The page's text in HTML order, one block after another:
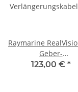
Raymarine
Geber-
Verlängerungskabel,
123,00 € *